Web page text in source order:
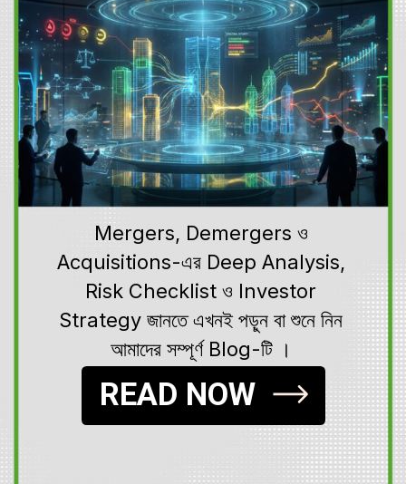
Mergers, Demergers ও
Acquisitions-এর Deep Analysis,
Risk Checklist ও Investor
Strategy জানতে এখনই পড়ুন বা শুনে নিন
আমাদের সম্পূর্ণ Blog-টি ।
READ NOW